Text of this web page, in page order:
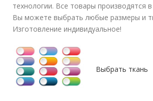
технологии. Все товары производятся
Вы можете выбрать любые размеры и
Изготовление индивидуальное!
Выбрать ткань